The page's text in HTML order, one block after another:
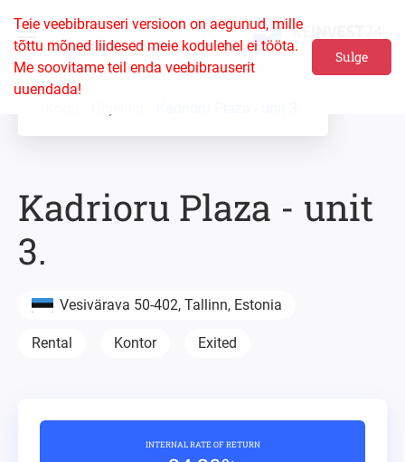
Teie veebibrauseri versioon on aegunud, mille
tõttu mõned liidesed meie kodulehel ei tööta.
Me soovitame teil enda veebibrauserit
uuendada!
Sulge
Kadrioru Plaza - unit
3.
Vesivärava 50-402, Tallinn, Estonia
Rental Kontor Exited
INTERNAL RATE OF RETURN